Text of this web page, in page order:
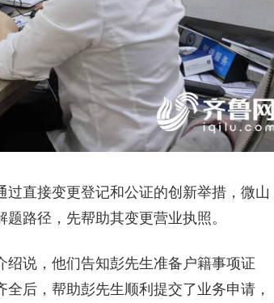
直接变更登记和公证的创新举措，微山
路径，先帮助其变更营业执照。
说，他们告知彭先生准备户籍事项证
后，帮助彭先生顺利提交了业务申请，